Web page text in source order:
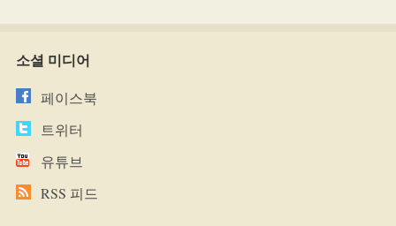
소셜 미디어
페이스북
트위터
유튜브
RSS 피드